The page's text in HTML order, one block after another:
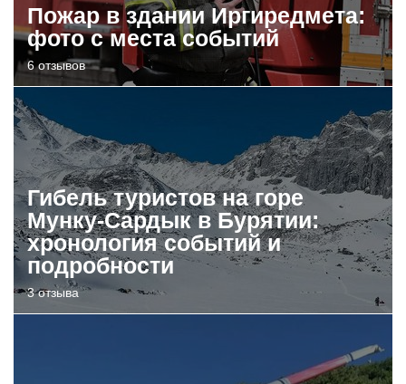
Пожар в здании Иргиредмета:
фото с места событий
6 отзывов
Гибель туристов на горе
Мунку-Сардык в Бурятии:
хронология событий и
подробности
3 отзыва